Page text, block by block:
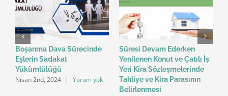
Boşanma Dava Sürecinde
Eşlerin Sadakat
Yükümlülüğü
Nisan 2nd, 2024 | Yorum yok
Süresi Devam Ederken
Yenilenen Konut ve Çatılı İş
Yeri Kira Sözleşmelerinde
Tahliye ve Kira Parasının
Belirlenmesi